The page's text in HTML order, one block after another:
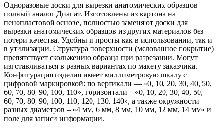
Одноразовые доски для вырезки анатомических образцов –
полный аналог Диапат. Изготовлены из картона на
пенопластовой основе, полностью заменяют доски для
вырезки анатомических образцов из других материалов без
потери качества. Удобны и просты как в использовании, так и
в утилизации. Структура поверхности (мелованное покрытие)
препятствует скольжению образца при разрезании. Могут
изготавливаться в разных вариантах по макету заказчика.
Конфигурация изделия имеет миллиметровую шкалу с
цифровой маркировкой: по вертикали — «0, 10, 20, 30, 40, 50,
60, 70, 80, 90, 100, 110», горизонтали – «0, 10, 20, 30, 40, 50,
60, 70, 80, 90, 100, 110, 120, 130, 140», а также окружности
разных диаметров – «4 мм, 6 мм, 8 мм, 10 мм, 12 мм, 14 мм» и
поле для записи информации.